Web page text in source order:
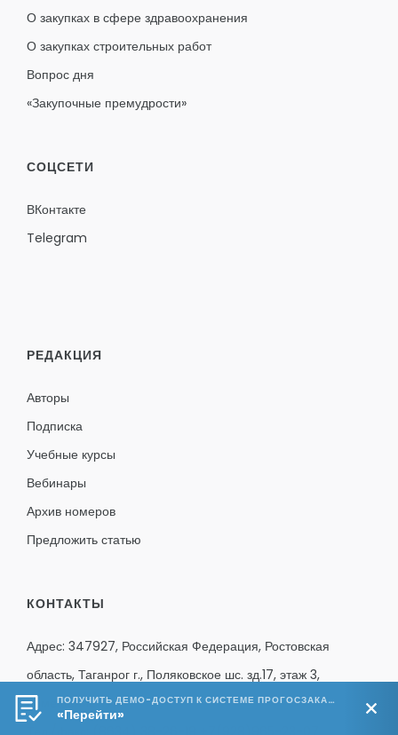
О закупках в сфере здравоохранения
О закупках строительных работ
Вопрос дня
«Закупочные премудрости»
СОЦСЕТИ
ВКонтакте
Telegram
РЕДАКЦИЯ
Авторы
Подписка
Учебные курсы
Вебинары
Архив номеров
Предложить статью
КОНТАКТЫ
Адрес: 347927, Российская Федерация, Ростовская
область, Таганрог г., Поляковское шс. зд.17, этаж 3,
помещение ТА1
ПОЛУЧИТЬ ДЕМО-ДОСТУП К СИСТЕМЕ ПРОГОСЗАКАЗ.РФ 🔥
«Перейти»